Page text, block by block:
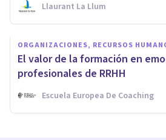
Llaurant La Llum
ORGANIZACIONES, RECURSOS
El valor de la formación en
profesionales de RRHH
Escuela Europea De Coaching